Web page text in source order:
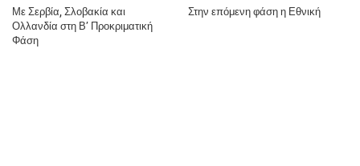
Με Σερβία, Σλοβακία και
Ολλανδία στη Β’ Προκριματική
Φάση
Στην επόμενη φάση η Εθνική